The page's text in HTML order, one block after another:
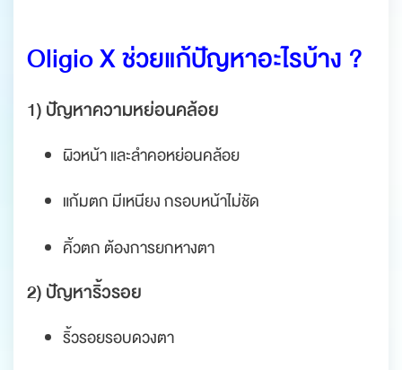
Oligio X ช่วยแก้ปัญหาอะไรบ้าง ?
1) ปัญหาความหย่อนคล้อย
ผิวหน้า และลำคอหย่อนคล้อย
แก้มตก มีเหนียง กรอบหน้าไม่ชัด
คิ้วตก ต้องการยกหางตา
2) ปัญหาริ้วรอย
ริ้วรอยรอบดวงตา